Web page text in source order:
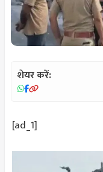
शेयर करें:
[ad_1]